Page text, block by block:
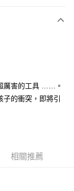
厲害的工具 ……。
的衝突，即將引
相關推薦